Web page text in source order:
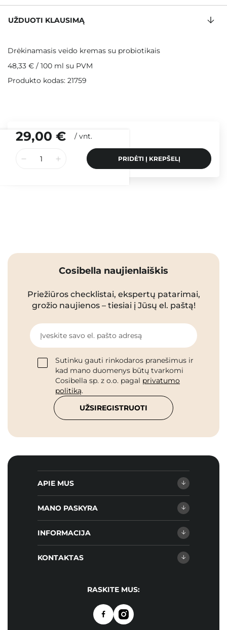
29,00 € / vnt.
PRIDĖTI Į KREPŠELĮ
UŽDUOTI KLAUSIMĄ
Drėkinamasis veido kremas su probiotikais
48,33 € / 100 ml su PVM
Produkto kodas: 21759
Cosibella naujienlaiškis
Priežiūros checklistai, ekspertų patarimai,
grožio naujienos – tiesiai į Jūsų el. paštą!
Įveskite savo el. pašto adresą
Sutinku gauti rinkodaros pranešimus ir
kad mano duomenys būtų tvarkomi
Cosibella sp. z o.o. pagal privatumo
politiką.
UŽSIREGISTRUOTI
APIE MUS
MANO PASKYRA
INFORMACIJA
KONTAKTAS
RASKITE MUS: